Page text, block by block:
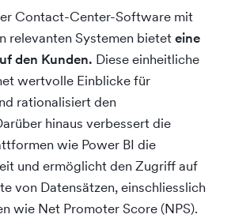
Contact-Center-Software mit
relevanten Systemen bieteteine
den Kunden. Diese einheitliche
wertvolle Einblicke für
rationalisiert den
hinaus verbessert die
wie Power BI die
und ermöglicht den Zugriff auf
von Datensätzen, einschliesslich
wie Net Promoter Score (NPS).